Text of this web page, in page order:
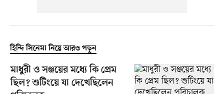
হিন্দি সিনেমা নিয়ে আরও পড়ুন
মাধুরী ও সঞ্জয়ের মধ্যে কি প্রেম
ছিল? শুটিংয়ে যা দেখেছিলেন